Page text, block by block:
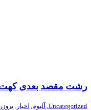
رشت مقصد بعدی کهت
Uncategorized آلبوم اخبار